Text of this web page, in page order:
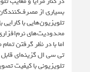
بسیاری از
تلویزیون‌هایی با
محدودیت‌های
اما با در نظر گرفتن
تی سی ال گزینه‌ای قابل
تلویزیونی با کیفیت